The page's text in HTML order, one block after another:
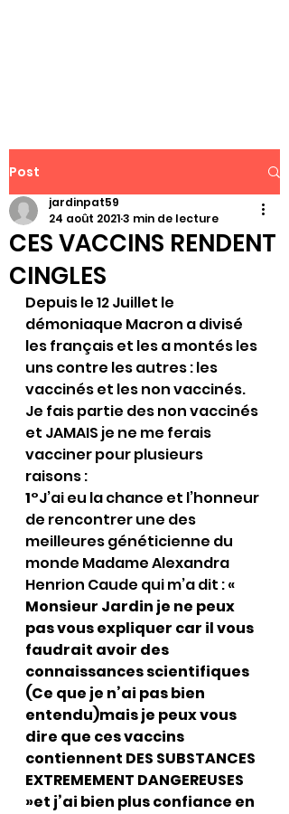
Post
CES VACCINS RENDENT
CINGLES
jardinpat59
24 août 20213 min de lecture
Depuis le 12 Juillet le
démoniaque Macron a divisé
les français et les a montés les
uns contre les autres : les
vaccinés et les non vaccinés.
Je fais partie des non vaccinés
et JAMAIS je ne me ferais
vacciner pour plusieurs
raisons :
1°J’ai eu la chance et l’honneur
de rencontrer une des
meilleures généticienne du
monde Madame Alexandra
Henrion Caude qui m’a dit : «
Monsieur Jardin je ne peux
pas vous expliquer car il vous
faudrait avoir des
connaissances scientifiques
(Ce que je n’ai pas bien
entendu)mais je peux vous
dire que ces vaccins
contiennent DES SUBSTANCES
EXTREMEMENT DANGEREUSES
»et j’ai bien plus confiance en